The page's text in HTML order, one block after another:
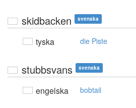
skidbacken svenska
tyska die Piste
stubbsvans svenska
engelska bobtail